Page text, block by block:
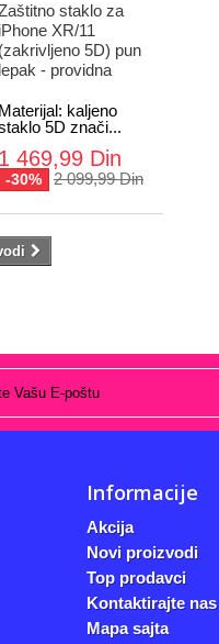
staklo za
iPhone XR/11
(zakrivljeno 5D) pun
lepak - providna
Materijal: kaljeno
5D znači...
1 469,99 Din
-30% 2 099,99 Din
Informacije
Akcija
Novi proizvodi
Top prodavci
Kontaktirajte nas
Mapa sajta